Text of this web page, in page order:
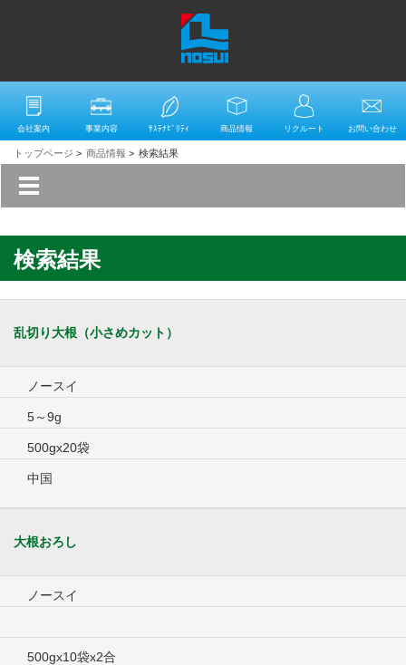
会社案内 事業内容 ｻｽﾃﾅﾋﾞﾘﾃｨ 商品情報 リクルート お問い合わせ
トップページ > 商品情報 > 検索結果
検索結果
乱切り大根（小さめカット）
ノースイ
5～9g
500gx20袋
中国
大根おろし
ノースイ
500gx10袋x2合